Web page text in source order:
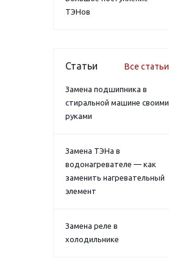
ТЭНов
Статьи Все статьи
Замена подшипника в
стиральной машине своими
руками
Замена ТЭНа в
водонагревателе — как
заменить нагревательный
элемент
Замена реле в
холодильнике